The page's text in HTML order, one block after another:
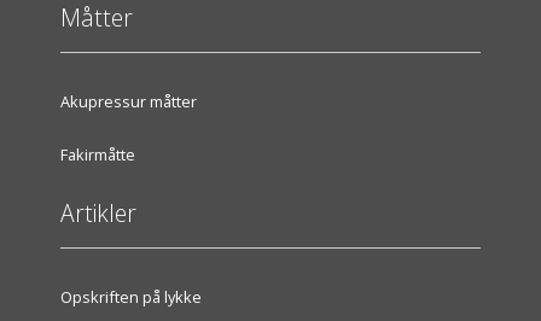
Måtter
Akupressur måtter
Fakirmåtte
Artikler
Opskriften på lykke